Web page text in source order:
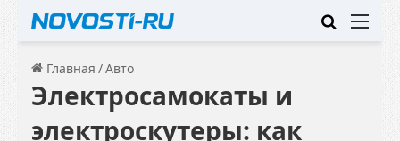
Искать
Главная /Авто
Электросамокаты и
электроскутеры: как